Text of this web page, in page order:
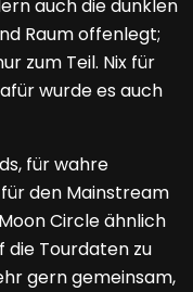
auch die dunklen
Raum offenlegt;
zum Teil. Nix für
wurde es auch
für wahre
den Mainstream
Circle ähnlich
die Tourdaten zu
gern gemeinsam,